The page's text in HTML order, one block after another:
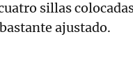
sillas
ajustado.